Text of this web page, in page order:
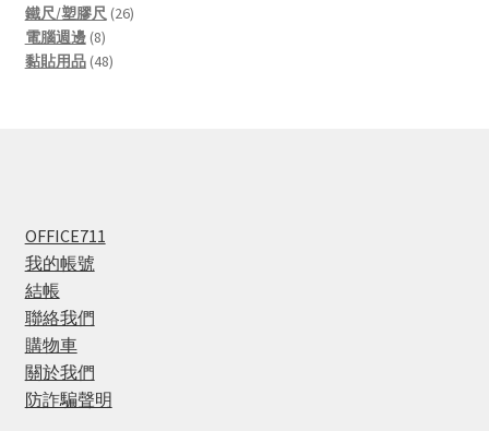
products
鐵尺/塑膠尺 2626
電腦週邊 88
products
黏貼用品 4848
OFFICE711
我的帳號
結帳
聯絡我們
購物車
關於我們
防詐騙聲明